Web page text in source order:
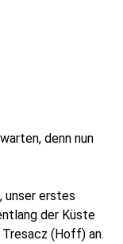
denn nun
unser erstes
der Küste
(Hoff) an.